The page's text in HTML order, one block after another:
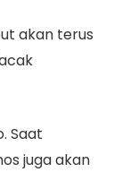
akan terus
Saat
juga akan